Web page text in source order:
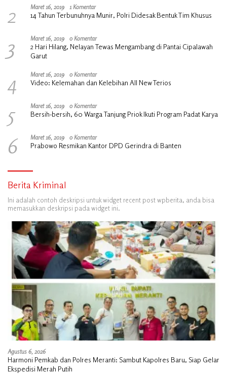
2 Maret 16, 2019 1 Komentar
14 Tahun Terbunuhnya Munir, Polri Didesak Bentuk Tim Khusus
3 Maret 16, 2019 0 Komentar
2 Hari Hilang, Nelayan Tewas Mengambang di Pantai Cipalawah
Garut
4 Maret 16, 2019 0 Komentar
Video: Kelemahan dan Kelebihan All New Terios
5 Maret 16, 2019 0 Komentar
Bersih-bersih, 60 Warga Tanjung Priok Ikuti Program Padat Karya
6 Maret 16, 2019 0 Komentar
Prabowo Resmikan Kantor DPD Gerindra di Banten
Berita Kriminal
Ini adalah contoh deskripsi untuk widget recent post wpberita, anda bisa
memasukkan deskripsi pada widget ini.
Agustus 6, 2026
Harmoni Pemkab dan Polres Meranti: Sambut Kapolres Baru, Siap Gelar
Ekspedisi Merah Putih